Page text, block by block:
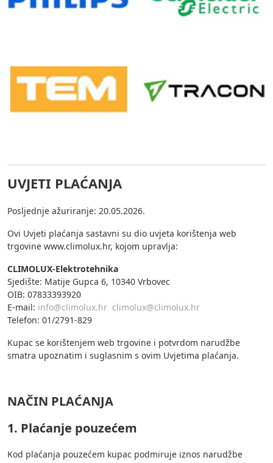
UVJETI PLAĆANJA
Posljednje ažuriranje: 20.05.2026.
Ovi Uvjeti plaćanja sastavni su dio uvjeta korištenja web
trgovine www.climolux.hr, kojom upravlja:
CLIMOLUX-Elektrotehnika
Sjedište: Matije Gupca 6, 10340 Vrbovec
OIB: 07833393920
E-mail: info@climolux.hr climolux@climolux.hr
Telefon: 01/2791-829
Kupac se korištenjem web trgovine i potvrdom narudžbe
smatra upoznatim i suglasnim s ovim Uvjetima plaćanja.
NAČIN PLAĆANJA
1. Plaćanje pouzećem
Kod plaćanja pouzećem kupac podmiruje iznos narudžbe